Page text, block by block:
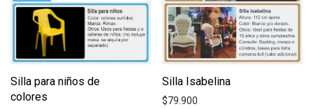
Silla para niños de
colores
Silla Isabelina
$79.900